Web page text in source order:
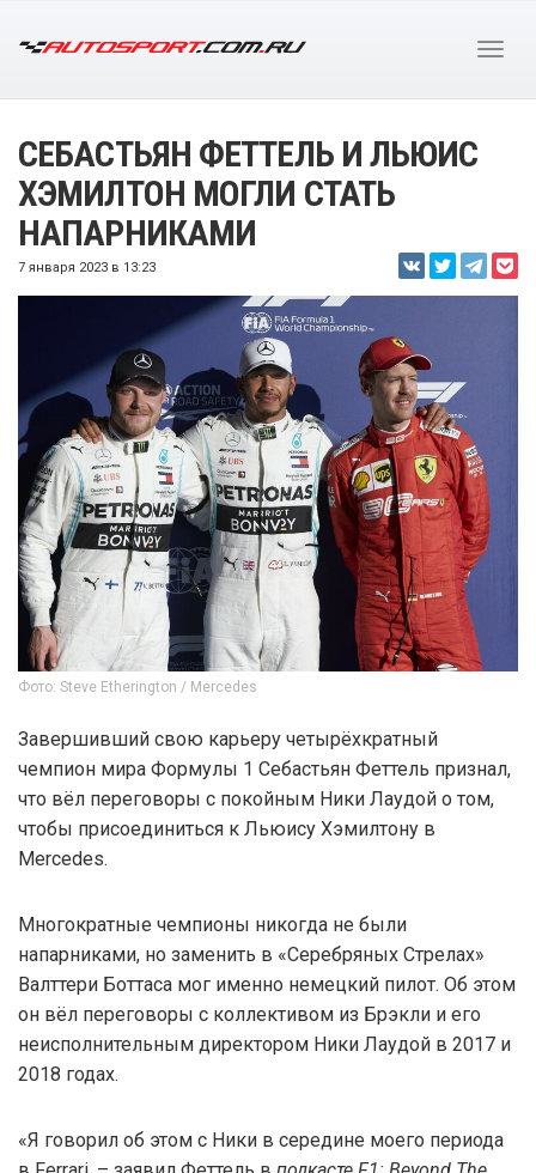
СЕБАСТЬЯН ФЕТТЕЛЬ И ЛЬЮИС
ХЭМИЛТОН МОГЛИ СТАТЬ
НАПАРНИКАМИ
7 января 2023 в 13:23
Фото: Steve Etherington / Mercedes
Завершивший свою карьеру четырёхкратный
чемпион мира Формулы 1 Себастьян Феттель признал,
что вёл переговоры с покойным Ники Лаудой о том,
чтобы присоединиться к Льюису Хэмилтону в
Mercedes.
Многократные чемпионы никогда не были
напарниками, но заменить в «Серебряных Стрелах»
Валттери Боттаса мог именно немецкий пилот. Об этом
он вёл переговоры с коллективом из Брэкли и его
неисполнительным директором Ники Лаудой в 2017 и
2018 годах.
«Я говорил об этом с Ники в середине моего периода